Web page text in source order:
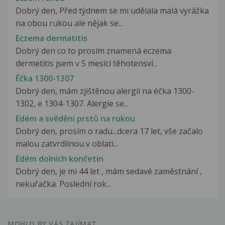
Dobrý den, Před týdnem se mi udělala malá vyrážka
na obou rukou ale nějak se...
Eczema dermatitis
Dobrý den co to prosím znamená eczema
dermetitis jsem v 5 mesíci těhotensví...
Éčka 1300-1307
Dobrý den, mám zjištěnou alergii na éčka 1300-
1302, e 1304-1307. Alergie se...
Edém a svědění prstů na rukou
Dobrý den, prosím o radu...dcera 17 let, vše začalo
malou zatvrdlinou v oblati...
Edém dolních končetin
Dobrý den, je mi 44 let , mám sedavé zaměstnání ,
nekuřačka. Poslední rok...